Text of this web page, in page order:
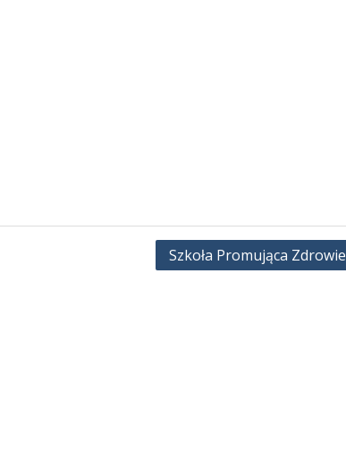
Szkoła Promująca Zdrowie